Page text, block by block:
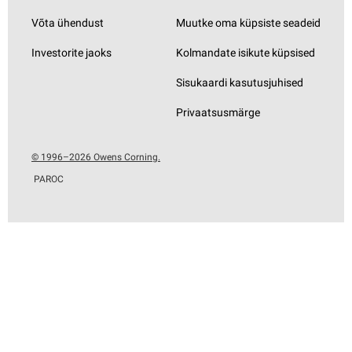
Võta ühendust
Investorite jaoks
Muutke oma küpsiste seadeid
Kolmandate isikute küpsised
Sisukaardi kasutusjuhised
Privaatsusmärge
© 1996–2026 Owens Corning.
PAROC